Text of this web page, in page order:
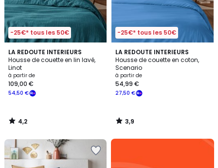
-25€* tous les 50€
LA REDOUTE INTERIEURS
Housse de couette en lin lavé,
Linot
à partir de
54,50 €
109,00 €
4,2
/ 5
4,2
/
-25€* tous les 50€
LA REDOUTE INTERIEURS
Housse de couette en coton,
Scenario
à partir de
27,50 €
54,99 €
3,9
/ 5
3,9
/
Alma
sans